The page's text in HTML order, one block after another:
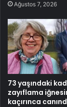
Ağustos 7, 2026
73 yaşındaki
zayıflama
kaçırınca